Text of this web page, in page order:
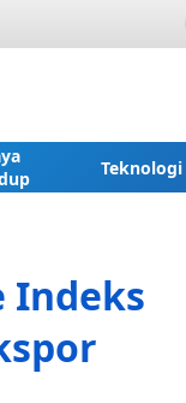
Teknologi
Indeks